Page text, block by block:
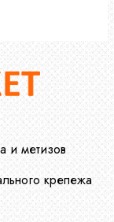
и метизов
крепежа